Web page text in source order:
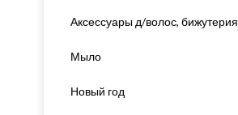
Аксессуары д/волос, бижутерия
Мыло
Новый год